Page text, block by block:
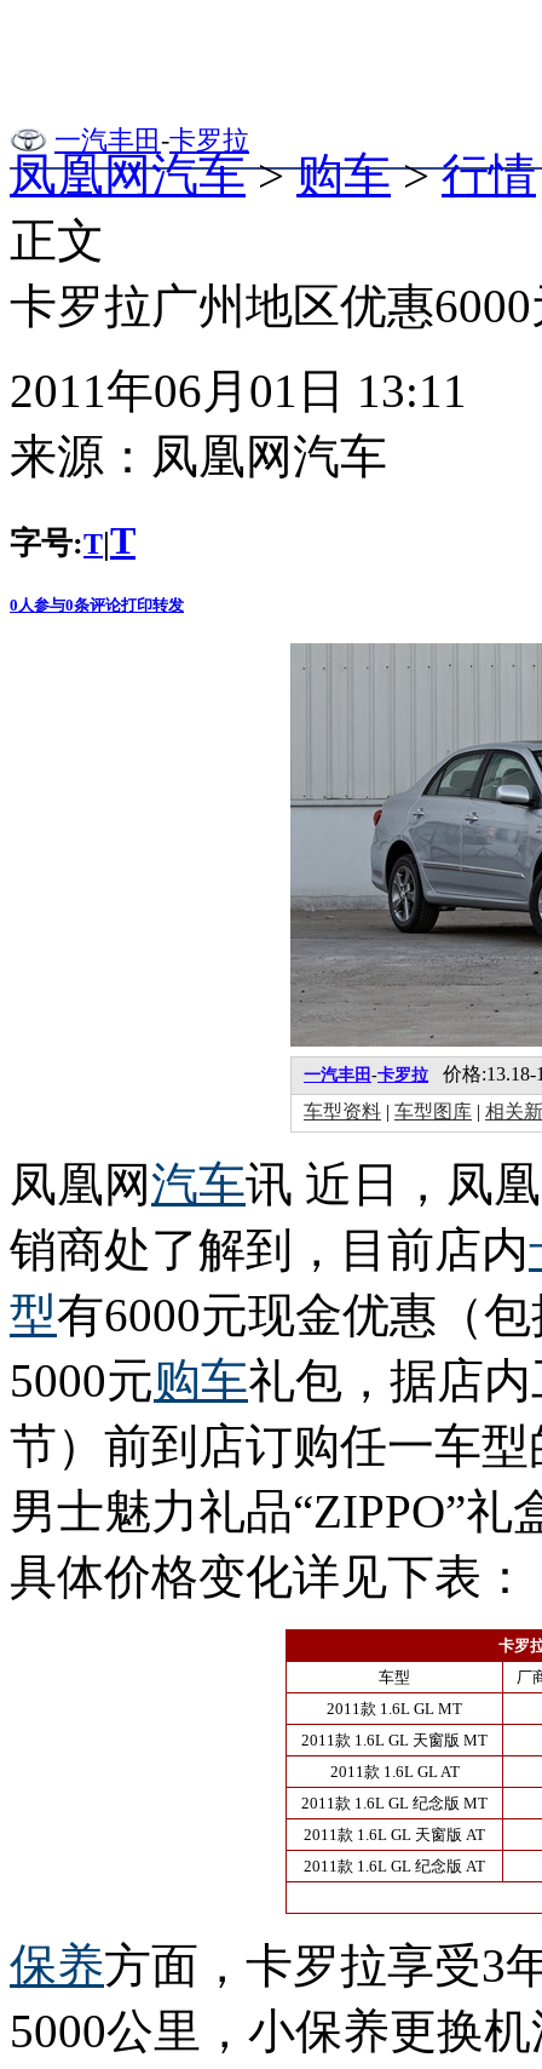
一汽丰田 -卡罗拉
凤凰网汽车>购车>行情
正文
卡罗拉广州地区优惠
2011年06月01日 13:11
来源： 凤凰网汽车
字号:T|T
0 人参与0条评论打印转发
一汽丰田 -卡罗拉 价格:13.18-
车型资料 | 车型图库 | 相关
凤凰网汽车讯 近日，凤
销商处了解到，目前店内
型有6000元现金优惠（
5000元购车礼包，据店
节）前到店订购任一车
男士魅力礼品“ZIPPO”
具体价格变化详见下表：
卡罗
车型
厂
2011款 1.6L GL MT
2011款 1.6L GL 天窗版 MT
2011款 1.6L GL AT
2011款 1.6L GL 纪念版 MT
2011款 1.6L GL 天窗版 AT
2011款 1.6L GL 纪念版 AT
保养方面，卡罗拉享受3
5000公里，小保养更换